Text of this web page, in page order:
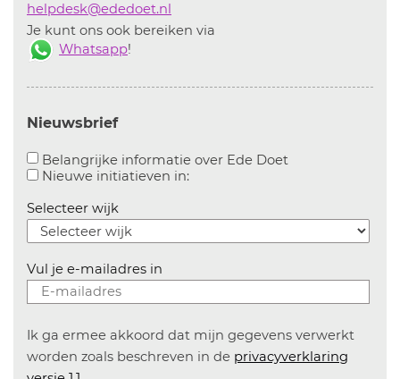
helpdesk@ededoet.nl
Je kunt ons ook bereiken via
Whatsapp!
Nieuwsbrief
Belangrijke informatie over Ede Doet
Nieuwe initiatieven in:Aanvinken om informatie over
Selecteer wijk
Vul je e-mailadres in
Ik ga ermee akkoord dat mijn gegevens verwerkt
worden zoals beschreven in de privacyverklaring